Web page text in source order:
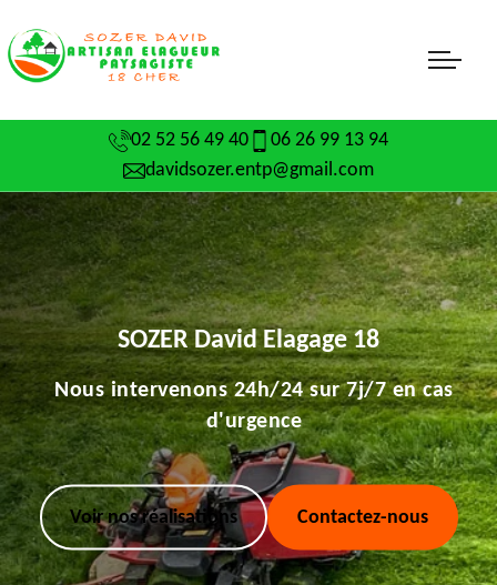
02 52 56 49 40
06 26 99 13 94
davidsozer.entp@gmail.com
SOZER David Elagage 18
Nous intervenons 24h/24 sur 7j/7 en cas
d'urgence
Voir nos réalisations Contactez-nous